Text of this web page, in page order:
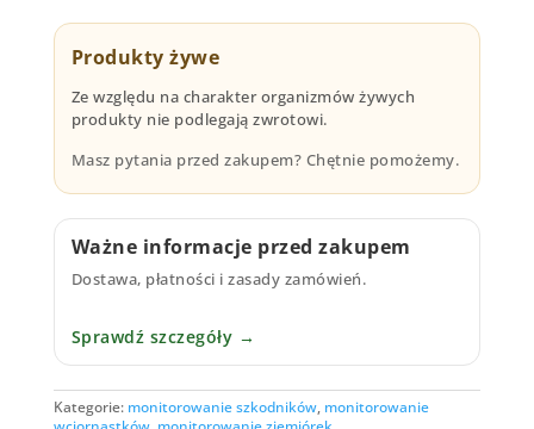
Produkty żywe
Ze względu na charakter organizmów żywych
produkty nie podlegają zwrotowi.
Masz pytania przed zakupem? Chętnie pomożemy.
Ważne informacje przed zakupem
Dostawa, płatności i zasady zamówień.
Sprawdź szczegóły →
Kategorie: monitorowanie szkodników, monitorowanie